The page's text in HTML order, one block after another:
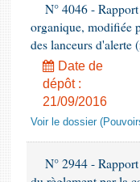
N° 4046 -
organique, modifiée
des lanceurs d'alerte
Date de
dépôt :
21/09/2016
Voir le dossier
N° 2944 -